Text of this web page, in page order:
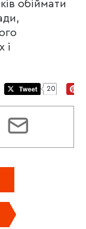
обіймати
і
20